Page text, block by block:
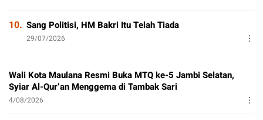
10. Sang Politisi, HM Bakri Itu Telah Tiada
29/07/2026
Wali Kota Maulana Resmi Buka MTQ ke-5 Jambi Selatan,
Syiar Al-Qur’an Menggema di Tambak Sari
4/08/2026